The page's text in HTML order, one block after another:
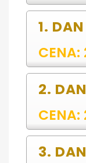
1.
CENA:
2.
CENA:
3.